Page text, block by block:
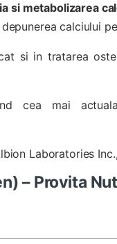
si metabolizarea
calciului
si in tratarea
cea mai
Laboratories
– Provita